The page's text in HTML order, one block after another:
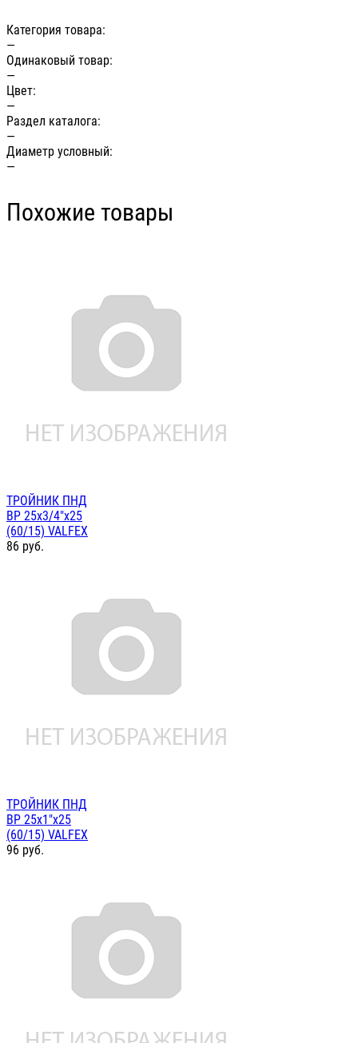
Категория товара:
—
Одинаковый товар:
—
Цвет:
—
Раздел каталога:
—
Диаметр условный:
—
Похожие товары
ТРОЙНИК ПНД
ВР 25х3/4"х25
(60/15) VALFEX
86 руб.
ТРОЙНИК ПНД
ВР 25х1"х25
(60/15) VALFEX
96 руб.